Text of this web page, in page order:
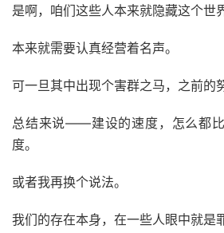
是啊，咱们这些人本来就隐藏这个世
本来就需要认真经营着名声。
可一旦其中出现个害群之马，之前的
总结来说——建设的速度，怎么都
度。
或者我再换个说法。
我们的存在本身，在一些人眼中就是